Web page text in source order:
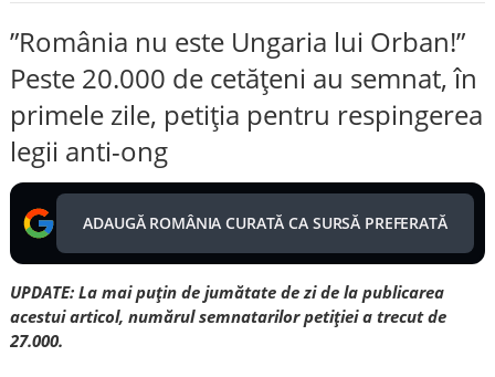
”România nu este Ungaria lui Orban!”
Peste 20.000 de cetățeni au semnat, în
primele zile, petiția pentru respingerea
legii anti-ong
ADAUGĂ ROMÂNIA CURATĂ CA SURSĂ PREFERATĂ
UPDATE: La mai puțin de jumătate de zi de la publicarea
acestui articol, numărul semnatarilor petiției a trecut de
27.000.